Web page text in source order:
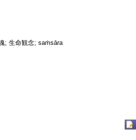
; 生命観念; saṁsāra